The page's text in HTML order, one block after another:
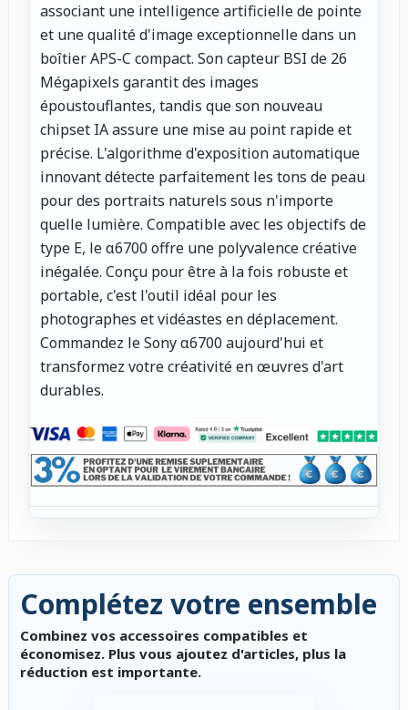
associant une intelligence artificielle de pointe
et une qualité d'image exceptionnelle dans un
boîtier APS-C compact. Son capteur BSI de 26
Mégapixels garantit des images
époustouflantes, tandis que son nouveau
chipset IA assure une mise au point rapide et
précise. L'algorithme d'exposition automatique
innovant détecte parfaitement les tons de peau
pour des portraits naturels sous n'importe
quelle lumière. Compatible avec les objectifs de
type E, le α6700 offre une polyvalence créative
inégalée. Conçu pour être à la fois robuste et
portable, c'est l'outil idéal pour les
photographes et vidéastes en déplacement.
Commandez le Sony α6700 aujourd'hui et
transformez votre créativité en œuvres d'art
durables.
Complétez votre ensemble
Combinez vos accessoires compatibles et
économisez. Plus vous ajoutez d'articles, plus la
réduction est importante.